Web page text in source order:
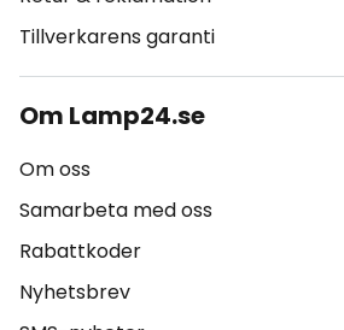
Tillverkarens garanti
Om Lamp24.se
Om oss
Samarbeta med oss
Rabattkoder
Nyhetsbrev